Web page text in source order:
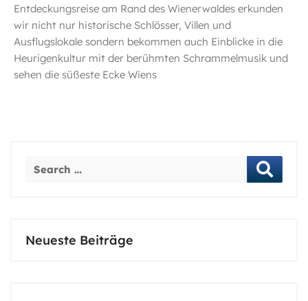
Entdeckungsreise am Rand des Wienerwaldes erkunden
wir nicht nur historische Schlösser, Villen und
Ausflugslokale sondern bekommen auch Einblicke in die
Heurigenkultur mit der berühmten Schrammelmusik und
sehen die süßeste Ecke Wiens
Neueste Beiträge